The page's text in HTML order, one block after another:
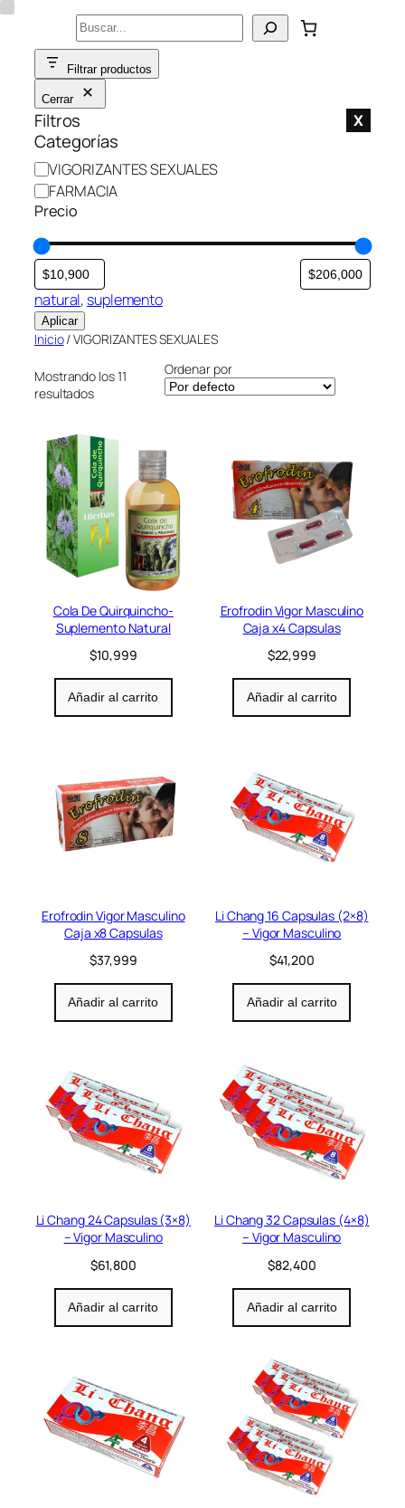
Saltar
contenido
Buscar
Filtrar productos
Cerrar
Filtros X
Categorías
C
a
t
g
o
r
í
a
VIGORIZANTES SEXUALES
FARMACIA
Precio
natural, suplemento
Aplicar
Inicio/ VIGORIZANTES SEXUALES
Mostrando los 11
resultados
Ordenar por
Cola De Quirquincho-
Suplemento Natural
$10,999
Añadir al carrito
Erofrodin Vigor Masculino
Caja x4 Capsulas
$22,999
Añadir al carrito
Erofrodin Vigor Masculino
Caja x8 Capsulas
$37,999
Añadir al carrito
Li Chang 16 Capsulas (2×8)
– Vigor Masculino
$41,200
Añadir al carrito
Li Chang 24 Capsulas (3×8)
– Vigor Masculino
$61,800
Añadir al carrito
Li Chang 32 Capsulas (4×8)
– Vigor Masculino
$82,400
Añadir al carrito